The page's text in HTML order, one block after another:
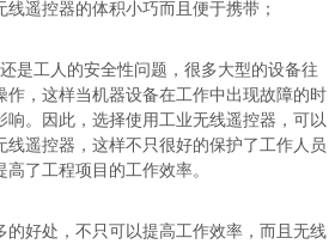
遥控器的体积小巧而且便于携带；
是工人的安全性问题，很多大型的设备往
作，这样当机器设备在工作中出现故障的时
响。因此，选择使用工业无线遥控器，可以
线遥控器，这样不只很好的保护了工作人员
了工程项目的工作效率。
的好处，不只可以提高工作效率，而且无线